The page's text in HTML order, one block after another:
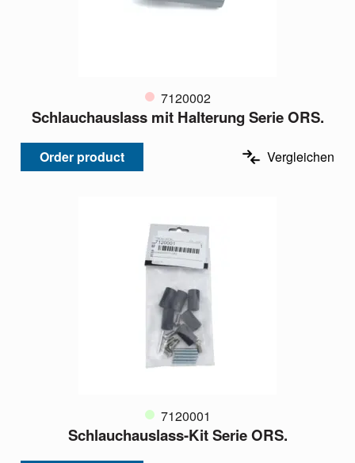
7120002
Schlauchauslass mit Halterung Serie ORS.
Order product Vergleichen
7120001
Schlauchauslass-Kit Serie ORS.